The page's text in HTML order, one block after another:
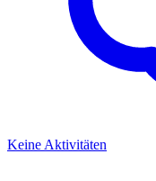
Keine Aktivitäten